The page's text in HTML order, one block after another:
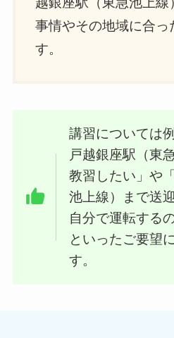
事情やその地域に合っ
す。
講習については
戸越銀座駅（東
教習したい」や
池上線）まで送
自分で運転する
といったご要望
す。